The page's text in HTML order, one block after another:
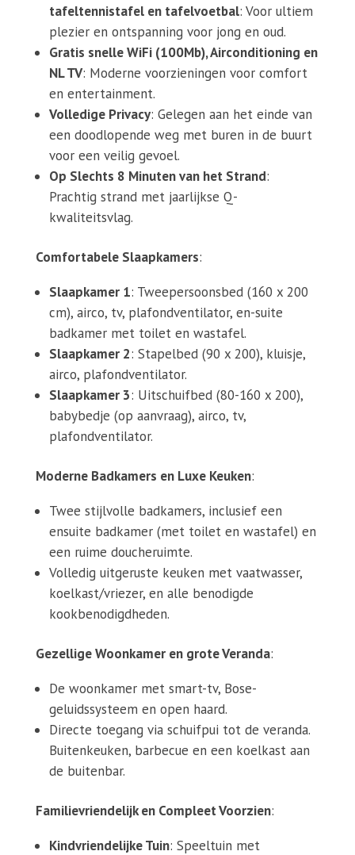
tafeltennistafel en tafelvoetbal: Voor ultiem
plezier en ontspanning voor jong en oud.
Gratis snelle WiFi (100Mb), Airconditioning en
NL TV: Moderne voorzieningen voor comfort
en entertainment.
Volledige Privacy: Gelegen aan het einde van
een doodlopende weg met buren in de buurt
voor een veilig gevoel.
Op Slechts 8 Minuten van het Strand:
Prachtig strand met jaarlijkse Q-
kwaliteitsvlag.
Comfortabele Slaapkamers:
Slaapkamer 1: Tweepersoonsbed (160 x 200
cm), airco, tv, plafondventilator, en-suite
badkamer met toilet en wastafel.
Slaapkamer 2: Stapelbed (90 x 200), kluisje,
airco, plafondventilator.
Slaapkamer 3: Uitschuifbed (80-160 x 200),
babybedje (op aanvraag), airco, tv,
plafondventilator.
Moderne Badkamers en Luxe Keuken:
Twee stijlvolle badkamers, inclusief een
ensuite badkamer (met toilet en wastafel) en
een ruime doucheruimte.
Volledig uitgeruste keuken met vaatwasser,
koelkast/vriezer, en alle benodigde
kookbenodigdheden.
Gezellige Woonkamer en grote Veranda:
De woonkamer met smart-tv, Bose-
geluidssysteem en open haard.
Directe toegang via schuifpui tot de veranda.
Buitenkeuken, barbecue en een koelkast aan
de buitenbar.
Familievriendelijk en Compleet Voorzien:
Kindvriendelijke Tuin: Speeltuin met